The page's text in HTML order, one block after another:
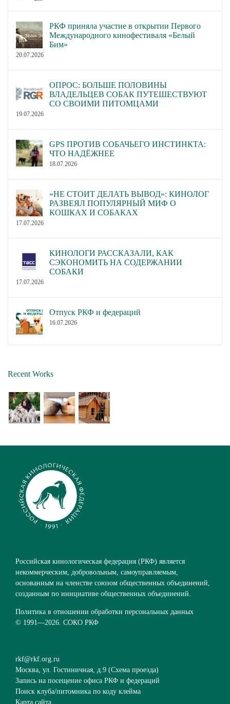
РКФ приняла участие в открытии Первого
Международного кинофестиваля «Белый
Бим»
20.07.2026
ОПРОС: БОЛЬШЕ ПОЛОВИНЫ
ВЛАДЕЛЬЦЕВ СОБАК ПУТЕШЕСТВУЮТ
СО СВОИМИ ПИТОМЦАМИ
19.07.2026
GPS ПРОТИВ СОБАЧЬЕГО ИНСТИНКТА:
ЧТО НАДЁЖНЕЕ
18.07.2026
«НЕ СТОИТ ДЕЛАТЬ ВЫВОД»: КИНОЛОГ
РАЗВЕЯЛ ПОПУЛЯРНЫЙ МИФ О
КОШКАХ И СОБАКАХ
17.07.2026
КИНОЛОГИ РАССКАЗАЛИ, КАК
СЭКОНОМИТЬ НА СОДЕРЖАНИИ
СОБАКИ
17.07.2026
Отпуск РКФ и федераций
16.07.2026
Recent Works
Российская кинологическая федерация (РКФ) является
некоммерческим, добровольным, самоуправляемым,
основанным на членстве союзом общественных объединений,
созданным по инициативе общественных объединений.
Политика в отношении обработки персональных данных
© 1991—2026. СОКО РКФ
rkf@rkf.org.ru
Москва, ул. Гостиничная, д.9 (Схема проезда)
Запись на посещение офиса РКФ и федераций
Поиск клуба/питомника по коду клейма
Карта сайта